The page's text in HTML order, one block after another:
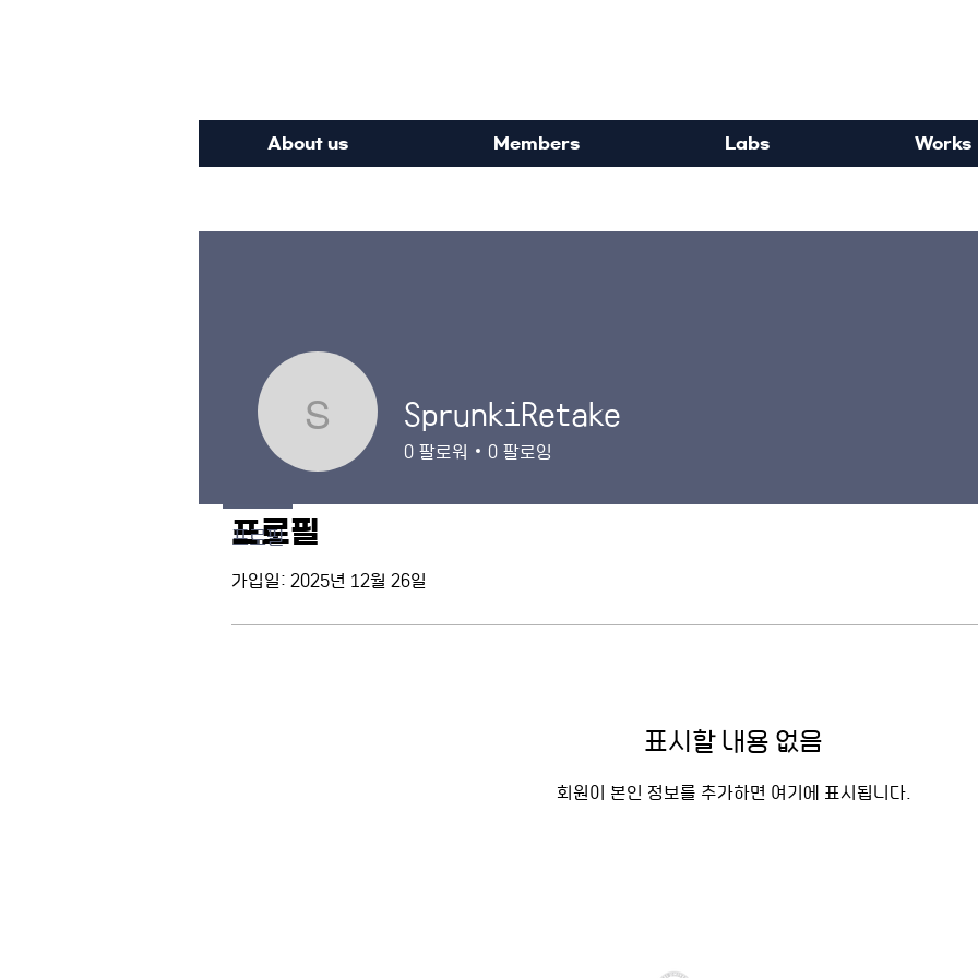
About us Members Labs Works
프로필
가입일: 2025년 12월 26일
표시할 내용 없음
회원이 본인 정보를 추가하면 여기에 표시됩니다.
SprunkiRetake
SprunkiRetake
0 팔로워 0 팔로잉
프로필